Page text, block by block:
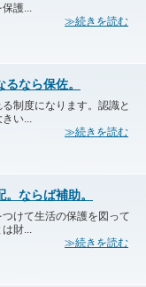
護...
≫続きを読む
なら保佐。
制度になります。認識と
い...
≫続きを読む
ならば補助。
けて生活の保護を図って
財...
≫続きを読む